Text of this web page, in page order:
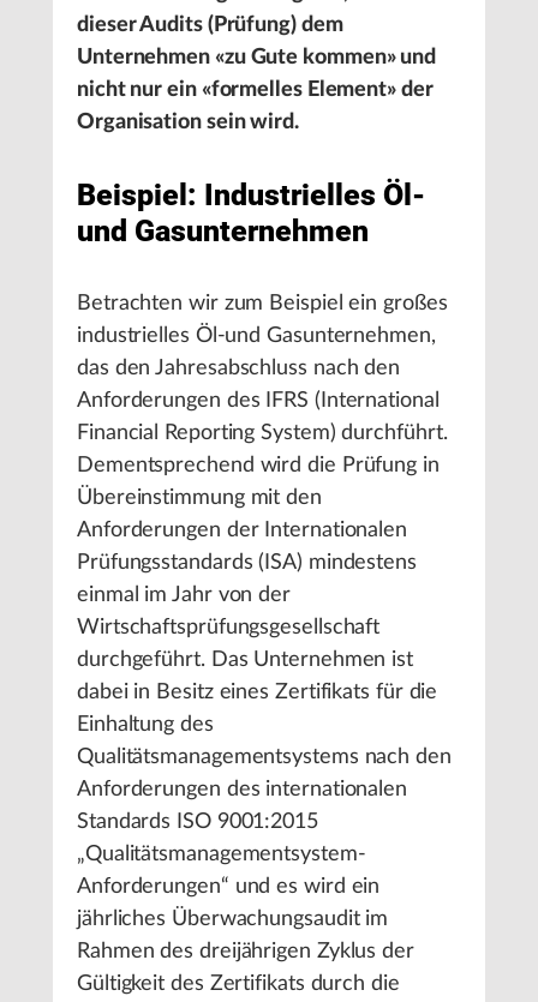
dieser Audits (Prüfung) dem
Unternehmen «zu Gute kommen» und
nicht nur ein «formelles Element» der
Organisation sein wird.
Beispiel: Industrielles Öl-
und Gasunternehmen
Betrachten wir zum Beispiel ein großes
industrielles Öl-und Gasunternehmen,
das den Jahresabschluss nach den
Anforderungen des IFRS (International
Financial Reporting System) durchführt.
Dementsprechend wird die Prüfung in
Übereinstimmung mit den
Anforderungen der Internationalen
Prüfungsstandards (ISA) mindestens
einmal im Jahr von der
Wirtschaftsprüfungsgesellschaft
durchgeführt. Das Unternehmen ist
dabei in Besitz eines Zertifikats für die
Einhaltung des
Qualitätsmanagementsystems nach den
Anforderungen des internationalen
Standards ISO 9001:2015
„Qualitätsmanagementsystem-
Anforderungen“ und es wird ein
jährliches Überwachungsaudit im
Rahmen des dreijährigen Zyklus der
Gültigkeit des Zertifikats durch die